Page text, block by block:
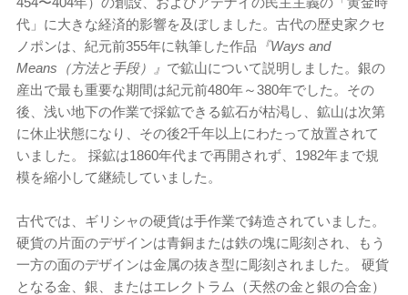
代」に大きな経済的影響を及ぼしました。古代の歴史家クセ
ノポンは、紀元前355年に執筆した作品 『Ways and
Means（方法と手段）』 で鉱山について説明しました。銀の
産出で最も重要な期間は紀元前480年～380年でした。その
後、浅い地下の作業で採鉱できる鉱石が枯渇し、鉱山は次第
に休止状態になり、その後2千年以上にわたって放置されて
いました。 採鉱は1860年代まで再開されず、1982年まで規
模を縮小して継続していました。
古代では、ギリシャの硬貨は手作業で鋳造されていました。
硬貨の片面のデザインは青銅または鉄の塊に彫刻され、もう
一方の面のデザインは金属の抜き型に彫刻されました。 硬貨
となる金、銀、またはエレクトラム（天然の金と銀の合金）